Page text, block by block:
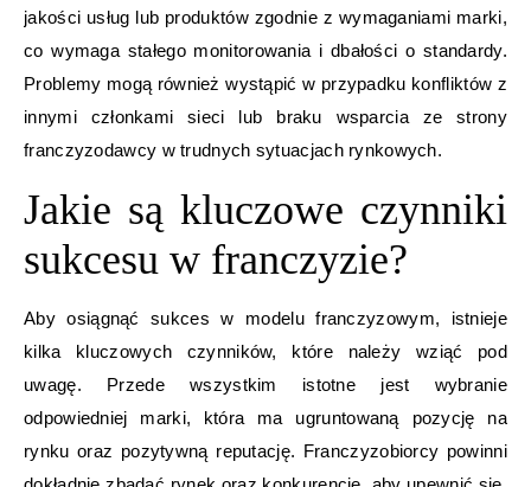
jakości usług lub produktów zgodnie z wymaganiami marki,
co wymaga stałego monitorowania i dbałości o standardy.
Problemy mogą również wystąpić w przypadku konfliktów z
innymi członkami sieci lub braku wsparcia ze strony
franczyzodawcy w trudnych sytuacjach rynkowych.
Jakie są kluczowe czynniki
sukcesu w franczyzie?
Aby osiągnąć sukces w modelu franczyzowym, istnieje
kilka kluczowych czynników, które należy wziąć pod
uwagę. Przede wszystkim istotne jest wybranie
odpowiedniej marki, która ma ugruntowaną pozycję na
rynku oraz pozytywną reputację. Franczyzobiorcy powinni